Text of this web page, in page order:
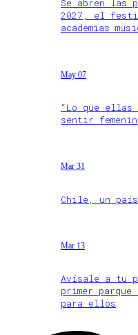
Se abren las
2027, el
academias
May 07
“Lo que
sentir
Mar 31
Chile, un país
Mar 13
Avísale a tu
primer parque
para ellos